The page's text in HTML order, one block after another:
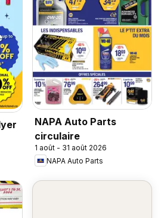
NAPA Auto Parts
circulaire
1 août - 31 août 2026
NAPA Auto Parts